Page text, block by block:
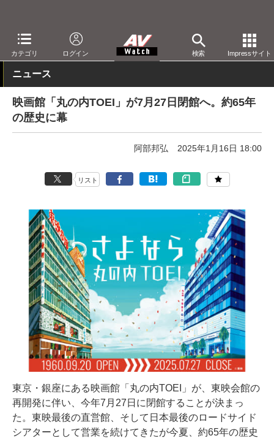
カテゴリ ログイン 検索 Impressサイト
AV Watch コンテンツ・サービス 映画 映画館・シネコン
ニュース
映画館「丸の内TOEI」が7月27日閉館へ。約65年
の歴史に幕
阿部邦弘 2025年1月16日 18:00
リスト
東京・銀座にある映画館「丸の内TOEI」が、東映会館の
再開発に伴い、今年7月27日に閉館することが決まっ
た。東映最後の直営館、そして日本最後のロードサイド
シアターとして営業を続けてきたが今夏、約65年の歴史